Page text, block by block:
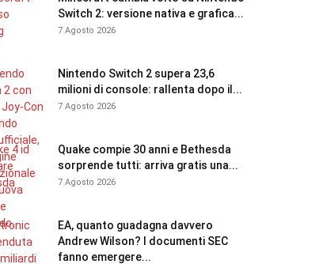
Switch 2: versione nativa e grafica...
7 Agosto 2026
Nintendo Switch 2 supera 23,6
milioni di console: rallenta dopo il...
7 Agosto 2026
Quake compie 30 anni e Bethesda
sorprende tutti: arriva gratis una...
7 Agosto 2026
EA, quanto guadagna davvero
Andrew Wilson? I documenti SEC
fanno emergere...